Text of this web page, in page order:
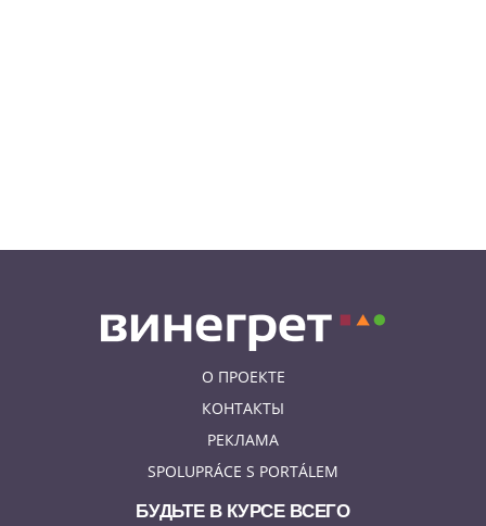
О ПРОЕКТЕ
КОНТАКТЫ
РЕКЛАМА
SPOLUPRÁCE S PORTÁLEM
БУДЬТЕ В КУРСЕ ВСЕГО